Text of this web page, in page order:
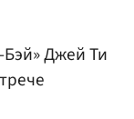
Джей Ти